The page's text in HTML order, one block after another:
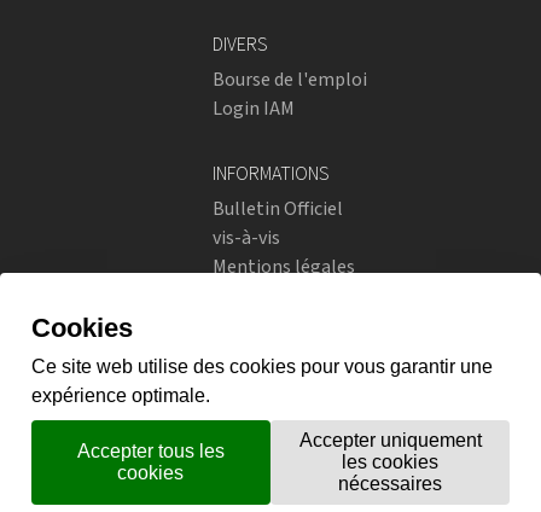
DIVERS
Bourse de l'emploi
Login IAM
INFORMATIONS
Bulletin Officiel
vis-à-vis
Mentions légales
Instagram
flickr